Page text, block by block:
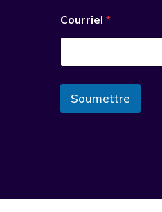
Courriel *
Soumettre